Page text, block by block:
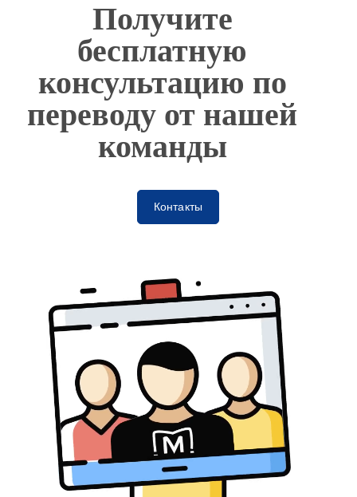
Получите
бесплатную
консультацию по
переводу от нашей
команды
Контакты